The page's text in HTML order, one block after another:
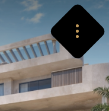
Vyhledat